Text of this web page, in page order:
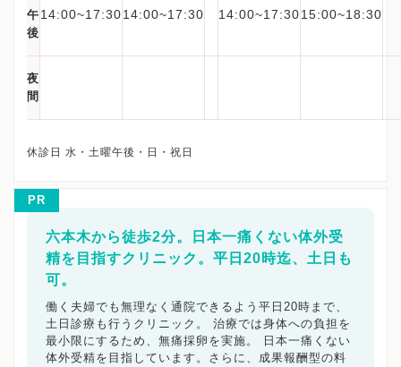
午
後
14:00~17:3014:00~17:30 14:00~17:3015:00~18:30
夜
間
PR
六本木から徒歩2分。日本一痛くない体外受
精を目指すクリニック。平日20時迄、土日も
可。
働く夫婦でも無理なく通院できるよう平日20時まで、
土日診療も行うクリニック。 治療では身体への負担を
最小限にするため、無痛採卵を実施。 日本一痛くない
体外受精を目指しています。さらに、成果報酬型の料